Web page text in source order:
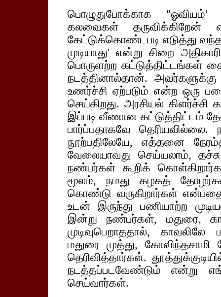
பொழுதுபோக்காக
கலவைகள்
கேட்டுக்கொண்டபடி எடுத்து
முடியாது' என்று சிறை
பொருளற்ற கட்டுத்திட்டங்கள்
நடத்தினால்தான்.
உணர்ச்சி ஏற்படும் என்ற ஒரு
செய்கிறது. அரசியல் கிளர்ச்சி
இப்படி வீணான கட்டுத்திட்டம்
பார்ப்பதாகவே
நூற்பதிலேயே, எத்தனை
வேலையாவது செய்யலாம்,
நண்பர்கள் கூறிக்
மூலம், நமது கழகத்
கொண்டு வருகிறார்கள்
உடன் இருந்து பணியாற்ற
இன்று நண்பர்கள், மதுரை,
முடிவுபெறாததால்,
மதுரை முத்து,
தெரிவித்தார்கள்.
நடத்தப்படவேண்டும் என்று
செய்வார்கள்.